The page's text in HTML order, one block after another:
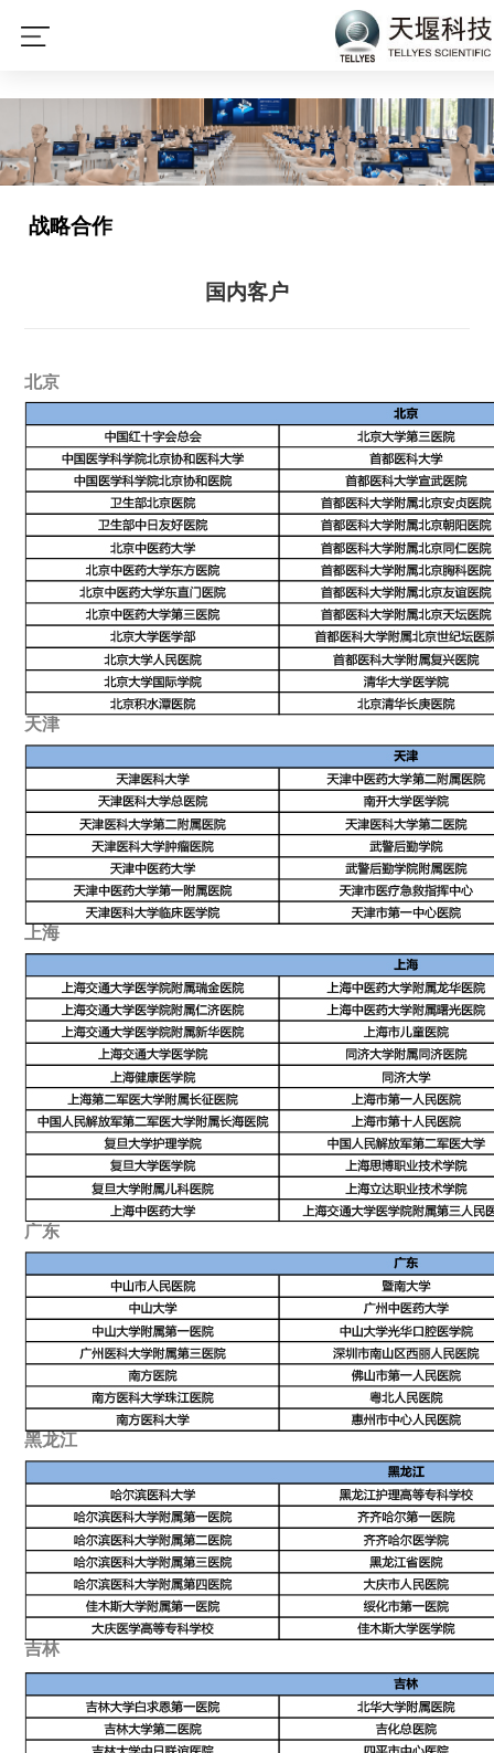
战略合作
国内客户
北京
天津
上海
广东
黑龙江
吉林